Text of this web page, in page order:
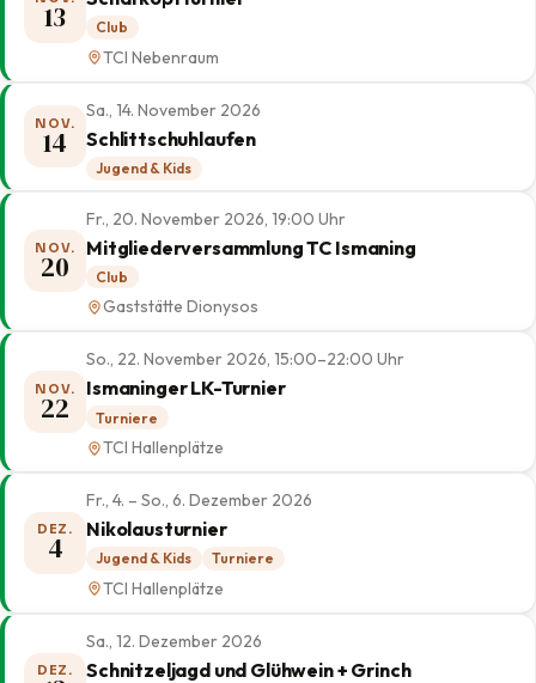
13 Club
TCI Nebenraum
NOV.
14
Sa., 14. November 2026
Schlittschuhlaufen
Jugend & Kids
NOV.
20
Fr., 20. November 2026, 19:00 Uhr
Mitgliederversammlung TC Ismaning
Club
Gaststätte Dionysos
NOV.
22
So., 22. November 2026, 15:00–22:00 Uhr
Ismaninger LK-Turnier
Turniere
TCI Hallenplätze
DEZ.
4
Fr., 4. – So., 6. Dezember 2026
Nikolausturnier
Jugend & Kids Turniere
TCI Hallenplätze
DEZ.
Sa., 12. Dezember 2026
Schnitzeljagd und Glühwein + Grinch